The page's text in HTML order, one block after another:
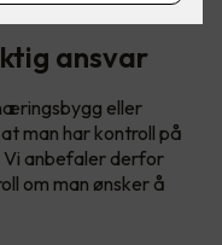
ansvar
eller
man har kontroll på
Vi anbefaler derfor
om man ønsker å